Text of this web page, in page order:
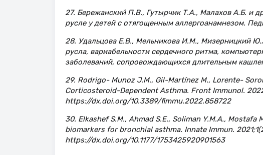
27. Бережанский П.В., Гутырчик Т.А., Малахов А.Б. и
русле у детей с отягощенным аллергоанамнезом.
28. Удальцова Е.В., Мельникова И.М., Мизерницкий
русла, вариабельности сердечного ритма,
заболеваний, сопровождающихся длительным
29. Rodrigo- Munoz J.M., Gil-Martínez M., Lorente-
Corticosteroid-Dependent Asthma. Front Immunol.
https://dx.doi.org/10.3389/fimmu.2022.858722
30. Elkashef S.M., Ahmad S.E., Soliman Y.M.A., Mostafa
biomarkers for bronchial asthma. Innate Immun.
https://dx.doi.org/10.1177/1753425920901563